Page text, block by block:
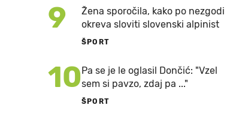
9
Žena sporočila, kako po nezgodi
okreva sloviti slovenski alpinist
ŠPORT
10Pa se je le oglasil Dončić: "Vzel
sem si pavzo, zdaj pa ..."
ŠPORT